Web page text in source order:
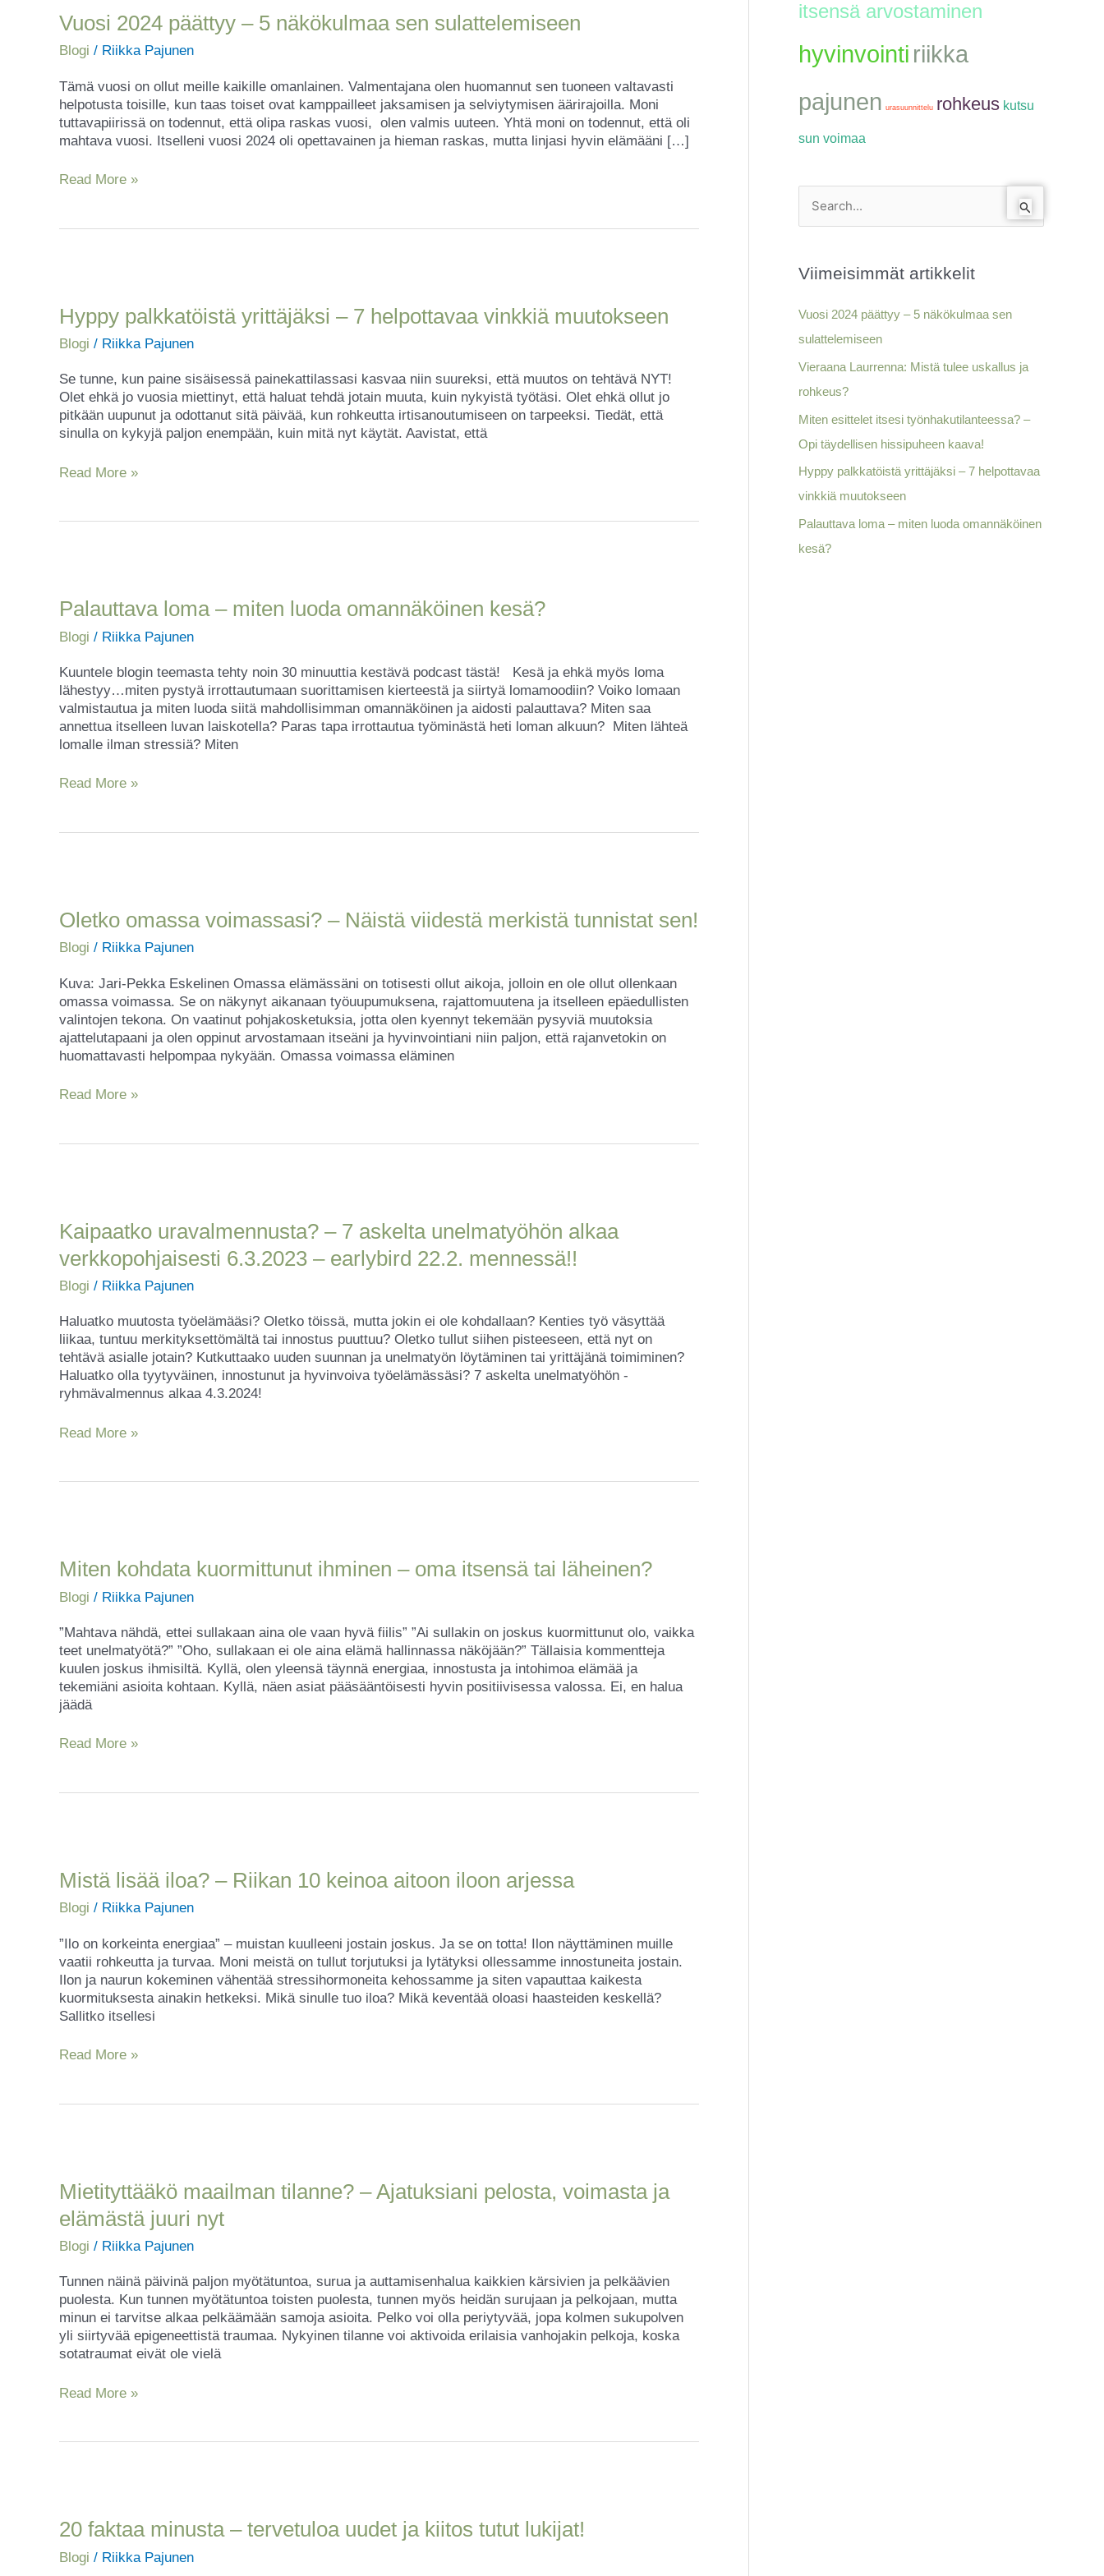
Vuosi 2024 päättyy – 5 näkökulmaa sen sulattelemiseen
Blogi / Riikka Pajunen
Tämä vuosi on ollut meille kaikille omanlainen. Valmentajana olen huomannut sen tuoneen valtavasti
helpotusta toisille, kun taas toiset ovat kamppailleet jaksamisen ja selviytymisen äärirajoilla. Moni
tuttavapiirissä on todennut, että olipa raskas vuosi, olen valmis uuteen. Yhtä moni on todennut, että oli
mahtava vuosi. Itselleni vuosi 2024 oli opettavainen ja hieman raskas, mutta linjasi hyvin elämääni […]
päättyy
–
5
sen
sulattelemiseen
Read More »
Hyppy palkkatöistä yrittäjäksi – 7 helpottavaa vinkkiä muutokseen
Blogi / Riikka Pajunen
Se tunne, kun paine sisäisessä painekattilassasi kasvaa niin suureksi, että muutos on tehtävä NYT!
Olet ehkä jo vuosia miettinyt, että haluat tehdä jotain muuta, kuin nykyistä työtäsi. Olet ehkä ollut jo
pitkään uupunut ja odottanut sitä päivää, kun rohkeutta irtisanoutumiseen on tarpeeksi. Tiedät, että
sinulla on kykyjä paljon enempään, kuin mitä nyt käytät. Aavistat, että
yrittäjäksi
–
7
vinkkiä
muutokseen
Read More »
Palauttava loma – miten luoda omannäköinen kesä?
Blogi / Riikka Pajunen
Kuuntele blogin teemasta tehty noin 30 minuuttia kestävä podcast tästä! Kesä ja ehkä myös loma
lähestyy…miten pystyä irrottautumaan suorittamisen kierteestä ja siirtyä lomamoodiin? Voiko lomaan
valmistautua ja miten luoda siitä mahdollisimman omannäköinen ja aidosti palauttava? Miten saa
annettua itselleen luvan laiskotella? Paras tapa irrottautua työminästä heti loman alkuun? Miten lähteä
lomalle ilman stressiä? Miten
–
miten
luoda
kesä?
Read More »
Oletko omassa voimassasi? – Näistä viidestä merkistä tunnistat sen!
Blogi / Riikka Pajunen
Kuva: Jari-Pekka Eskelinen Omassa elämässäni on totisesti ollut aikoja, jolloin en ole ollut ollenkaan
omassa voimassa. Se on näkynyt aikanaan työuupumuksena, rajattomuutena ja itselleen epäedullisten
valintojen tekona. On vaatinut pohjakosketuksia, jotta olen kyennyt tekemään pysyviä muutoksia
ajattelutapaani ja olen oppinut arvostamaan itseäni ja hyvinvointiani niin paljon, että rajanvetokin on
huomattavasti helpompaa nykyään. Omassa voimassa eläminen
voimassasi?
–
Näistä
merkistä
tunnistat
sen!
Read More »
Kaipaatko uravalmennusta? – 7 askelta unelmatyöhön alkaa
verkkopohjaisesti 6.3.2023 – earlybird 22.2. mennessä!!
Blogi / Riikka Pajunen
Haluatko muutosta työelämääsi? Oletko töissä, mutta jokin ei ole kohdallaan? Kenties työ väsyttää
liikaa, tuntuu merkityksettömältä tai innostus puuttuu? Oletko tullut siihen pisteeseen, että nyt on
tehtävä asialle jotain? Kutkuttaako uuden suunnan ja unelmatyön löytäminen tai yrittäjänä toimiminen?
Haluatko olla tyytyväinen, innostunut ja hyvinvoiva työelämässäsi? 7 askelta unelmatyöhön -
ryhmävalmennus alkaa 4.3.2024!
–
7
askelta
unelmatyöhön
alkaa
verkkopohjaisesti
6.3.2023
–
earlybird
22.2.
mennessä!!
Read More »
Miten kohdata kuormittunut ihminen – oma itsensä tai läheinen?
Blogi / Riikka Pajunen
”Mahtava nähdä, ettei sullakaan aina ole vaan hyvä fiilis” ”Ai sullakin on joskus kuormittunut olo, vaikka
teet unelmatyötä?” ”Oho, sullakaan ei ole aina elämä hallinnassa näköjään?” Tällaisia kommentteja
kuulen joskus ihmisiltä. Kyllä, olen yleensä täynnä energiaa, innostusta ja intohimoa elämää ja
tekemiäni asioita kohtaan. Kyllä, näen asiat pääsääntöisesti hyvin positiivisessa valossa. Ei, en halua
jäädä
kuormittunut
ihminen
–
itsensä
tai
läheinen?
Read More »
Mistä lisää iloa? – Riikan 10 keinoa aitoon iloon arjessa
Blogi / Riikka Pajunen
”Ilo on korkeinta energiaa” – muistan kuulleeni jostain joskus. Ja se on totta! Ilon näyttäminen muille
vaatii rohkeutta ja turvaa. Moni meistä on tullut torjutuksi ja lytätyksi ollessamme innostuneita jostain.
Ilon ja naurun kokeminen vähentää stressihormoneita kehossamme ja siten vapauttaa kaikesta
kuormituksesta ainakin hetkeksi. Mikä sinulle tuo iloa? Mikä keventää oloasi haasteiden keskellä?
Sallitko itsellesi
iloa?
–
Riikan
keinoa
aitoon
iloon
arjessa
Read More »
Mietityttääkö maailman tilanne? – Ajatuksiani pelosta, voimasta ja
elämästä juuri nyt
Blogi / Riikka Pajunen
Tunnen näinä päivinä paljon myötätuntoa, surua ja auttamisenhalua kaikkien kärsivien ja pelkäävien
puolesta. Kun tunnen myötätuntoa toisten puolesta, tunnen myös heidän surujaan ja pelkojaan, mutta
minun ei tarvitse alkaa pelkäämään samoja asioita. Pelko voi olla periytyvää, jopa kolmen sukupolven
yli siirtyvää epigeneettistä traumaa. Nykyinen tilanne voi aktivoida erilaisia vanhojakin pelkoja, koska
sotatraumat eivät ole vielä
tilanne?
–
Ajatuksiani
pelosta,
voimasta
ja
elämästä
juuri
nyt
Read More »
20 faktaa minusta – tervetuloa uudet ja kiitos tutut lukijat!
Blogi / Riikka Pajunen
minusta
–
tervetuloa
itsensä arvostaminen
hyvinvointi riikka
pajunen urasuunnittelu rohkeus kutsu
sun voimaa
c
Viimeisimmät artikkelit
Vuosi 2024 päättyy – 5 näkökulmaa sen
sulattelemiseen
Vieraana Laurrenna: Mistä tulee uskallus ja
rohkeus?
Miten esittelet itsesi työnhakutilanteessa? –
Opi täydellisen hissipuheen kaava!
Hyppy palkkatöistä yrittäjäksi – 7 helpottavaa
vinkkiä muutokseen
Palauttava loma – miten luoda omannäköinen
kesä?